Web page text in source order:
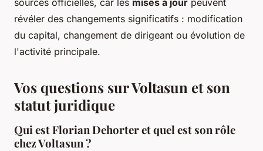
révéler des changements significatifs : modification
du capital, changement de dirigeant ou évolution de
l'activité principale.
Vos questions sur Voltasun et son
statut juridique
Qui est Florian Dehorter et quel est son rôle
chez Voltasun ?